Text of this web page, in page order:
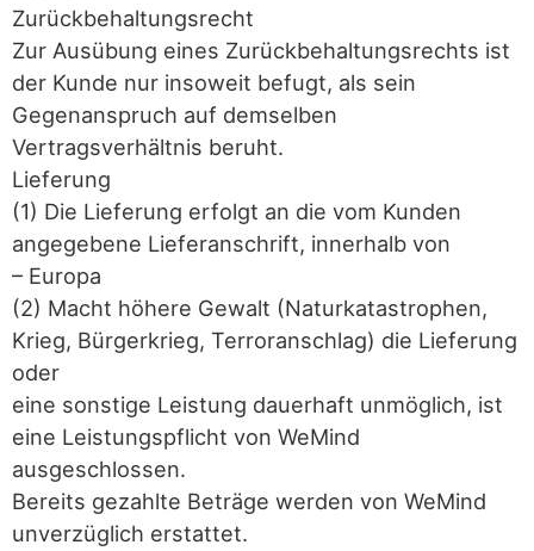
Zurückbehaltungsrecht
Zur Ausübung eines Zurückbehaltungsrechts ist
der Kunde nur insoweit befugt, als sein
Gegenanspruch auf demselben
Vertragsverhältnis beruht.
Lieferung
(1) Die Lieferung erfolgt an die vom Kunden
angegebene Lieferanschrift, innerhalb von
– Europa
(2) Macht höhere Gewalt (Naturkatastrophen,
Krieg, Bürgerkrieg, Terroranschlag) die Lieferung
oder
eine sonstige Leistung dauerhaft unmöglich, ist
eine Leistungspflicht von WeMind
ausgeschlossen.
Bereits gezahlte Beträge werden von WeMind
unverzüglich erstattet.